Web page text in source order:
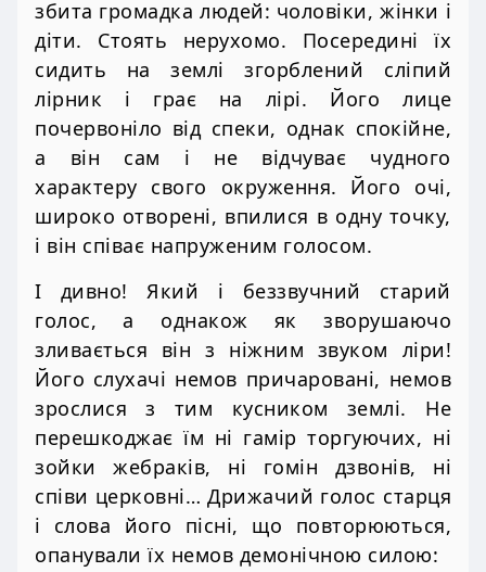
збита громадка людей: чоловіки, жінки і
діти. Стоять нерухомо. Посередині їх
сидить на землі згорблений сліпий
лірник і грає на лірі. Його лице
почервоніло від спеки, однак спокійне,
а він сам і не відчуває чудного
характеру свого окруження. Його очі,
широко отворені, впилися в одну точку,
і він співає напруженим голосом.
І дивно! Який і беззвучний старий
голос, а однакож як зворушаючо
зливається він з ніжним звуком ліри!
Його слухачі немов причаровані, немов
зрослися з тим кусником землі. Не
перешкоджає їм ні гамір торгуючих, ні
зойки жебраків, ні гомін дзвонів, ні
співи церковні… Дрижачий голос старця
і слова його пісні, що повторюються,
опанували їх немов демонічною силою: